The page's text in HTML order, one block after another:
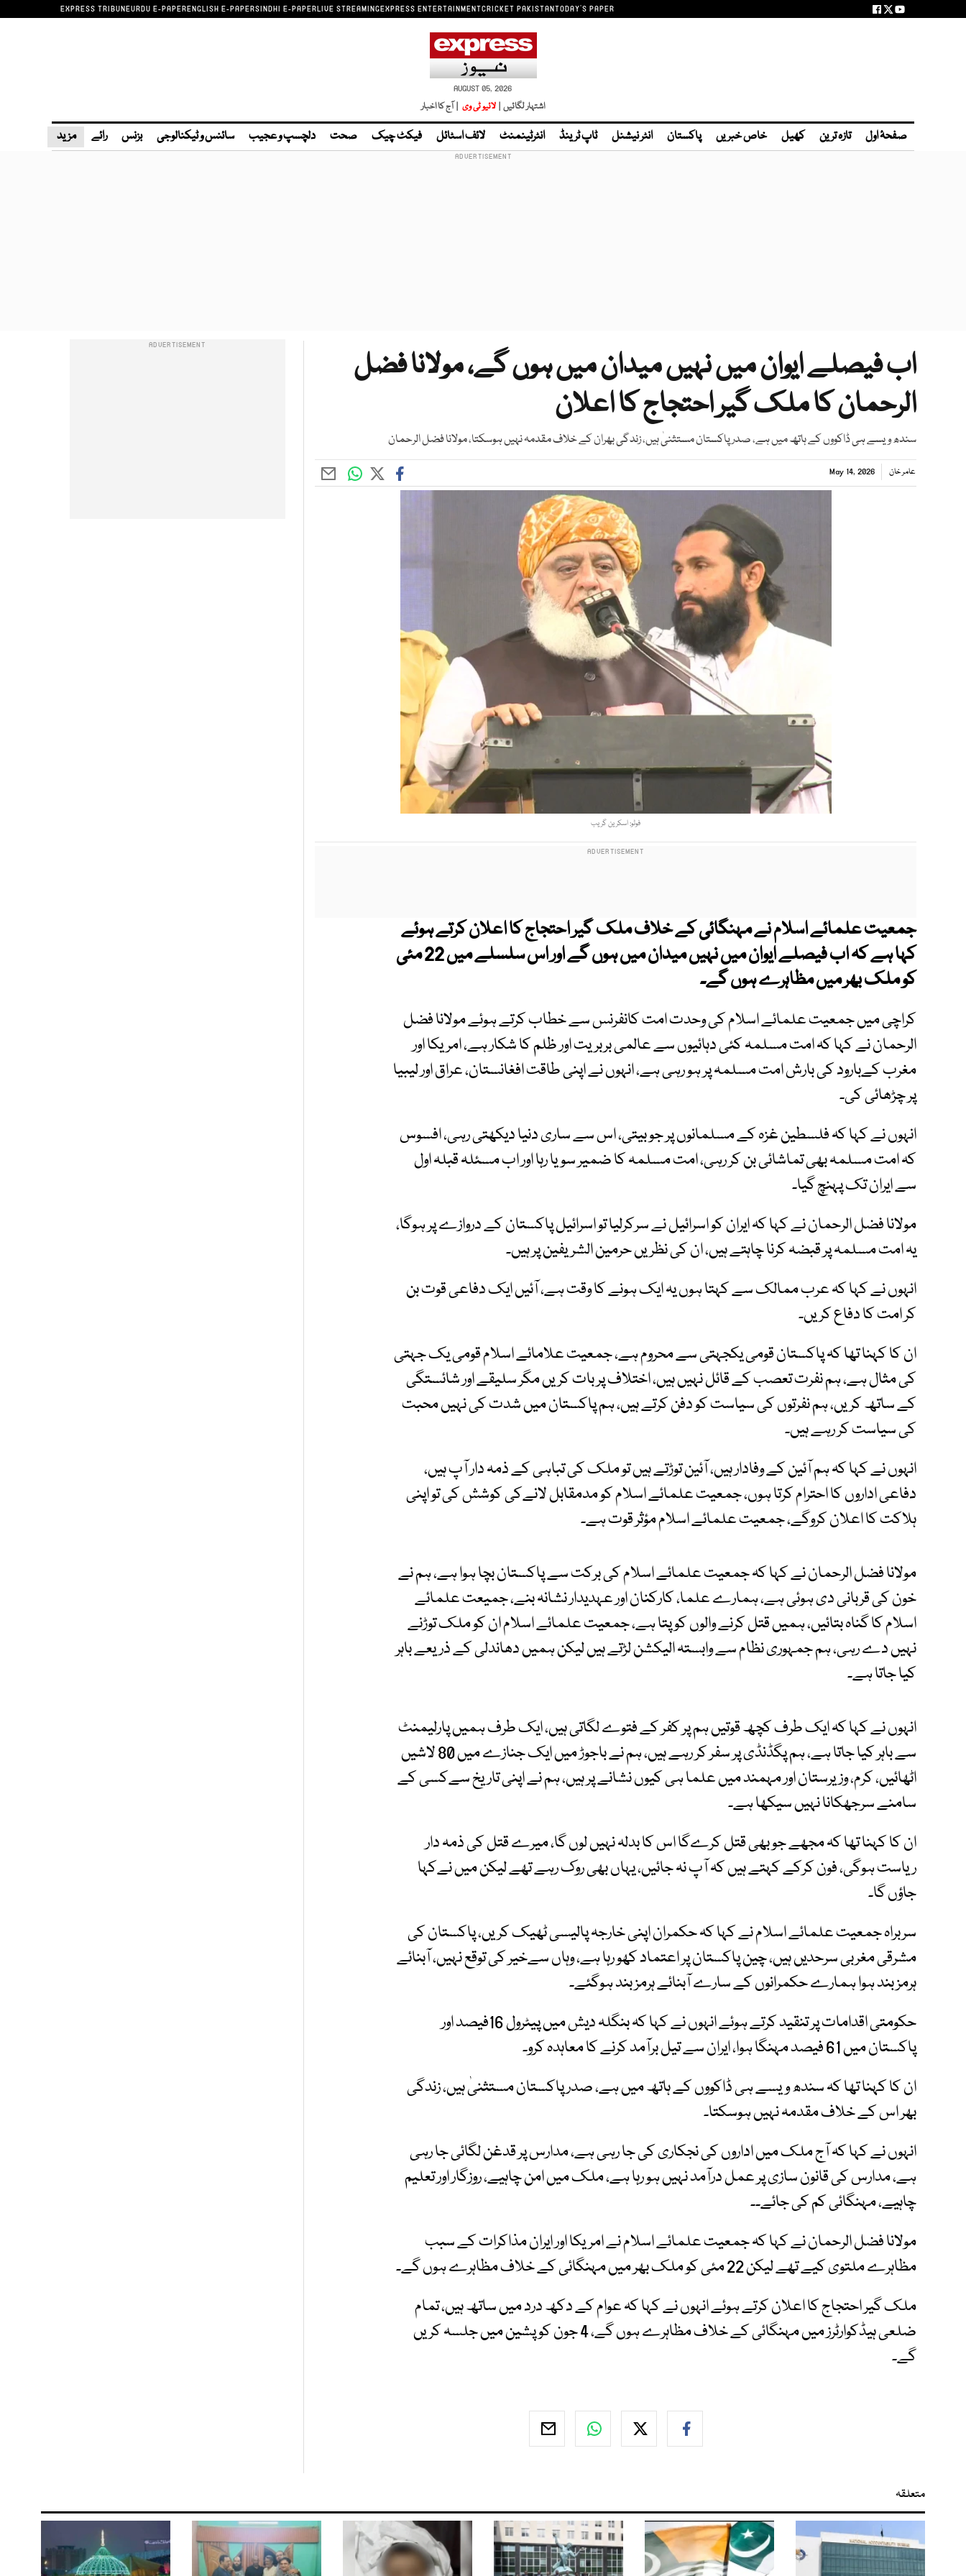
EXPRESS TRIBUNEURDU E-PAPERENGLISH E-PAPERSINDHI E-PAPERLIVE STREAMINGEXPRESS ENTERTAINMENTCRICKET PAKISTANTODAY'S PAPER
AUGUST 05, 2026
اشتہار لگائیں | لائیو ٹی وی | آج کا اخبار
صفحۂ اول تازہ ترین کھیل خاص خبریں پاکستان انٹر نیشنل ٹاپ ٹرینڈ انٹرٹینمنٹ لائف اسٹائل فیکٹ چیک صحت دلچسپ و عجیب سائنس و ٹیکنالوجی بزنس رائے مزید
اب فیصلے ایوان میں نہیں میدان میں ہوں گے، مولانا فضل
الرحمان کا ملک گیر احتجاج کا اعلان
سندھ ویسے ہی ڈاکووں کے ہاتھ میں ہے، صدر پاکستان مستثنیٰ ہیں، زندگی بھران کے خلاف مقدمہ نہیں ہوسکتا، مولانا فضل الرحمان
عامر خان May 14, 2026
فوٹو: اسکرین گریب
جمعیت علمائے اسلام نے مہنگائی کے خلاف ملک گیر احتجاج کا اعلان کرتے ہوئے
کہا ہے کہ اب فیصلے ایوان میں نہیں میدان میں ہوں گے اور اس سلسلے میں 22 مئی
کو ملک بھر میں مظاہرے ہوں گے۔
کراچی میں جمعیت علمائے اسلام کی وحدت امت کانفرنس سے خطاب کرتے ہوئے مولانا فضل
الرحمان نے کہا کہ امت مسلمہ کئی دہائیوں سے عالمی بربریت اور ظلم کا شکار ہے، امریکا اور
مغرب کےبارود کی بارش امت مسلمہ پر ہو رہی ہے، انہوں نے اپنی طاقت افغانستان، عراق اور لیبیا
پر چڑھائی کی۔
انہوں نے کہا کہ فلسطین غزہ کے مسلمانوں پر جو بیتی، اس سے ساری دنیا دیکھتی رہی، افسوس
کہ امت مسلمہ بھی تماشائی بن کر رہی، امت مسلمہ کا ضمیر سویا رہا اور اب مسئلہ قبلہ اول
سے ایران تک پہنچ گیا۔
مولانا فضل الرحمان نے کہا کہ ایران کو اسرائیل نے سرکرلیا تو اسرائیل پاکستان کے دروازے پر ہوگا،
یہ امت مسلمہ پر قبضہ کرنا چاہتے ہیں، ان کی نظریں حرمین الشریفین پر ہیں۔
انہوں نے کہا کہ عرب ممالک سے کہتا ہوں یہ ایک ہونے کا وقت ہے، آئیں ایک دفاعی قوت بن
کر امت کا دفاع کریں۔
ان کا کہنا تھا کہ پاکستان قومی یکجہتی سے محروم ہے، جمعیت علامائے اسلام قومی یک جہتی
کی مثال ہے، ہم نفرت تعصب کے قائل نہیں ہیں، اختلاف پر بات کریں مگر سلیقے اور شائستگی
کے ساتھ کریں، ہم نفرتوں کی سیاست کو دفن کرتے ہیں، ہم پاکستان میں شدت کی نہیں محبت
کی سیاست کر رہے ہیں۔
انہوں نے کہا کہ ہم آئین کے وفادار ہیں، آئین توڑتے ہیں تو ملک کی تباہی کے ذمہ دار آپ ہیں،
دفاعی اداروں کا احترام کرتا ہوں، جمعیت علمائے اسلام کو مدمقابل لانےکی کوشش کی تو اپنی
ہلاکت کا اعلان کروگے، جمعیت علمائے اسلام مؤثر قوت ہے۔
مولانا فضل الرحمان نے کہا کہ جمعیت علمائے اسلام کی برکت سے پاکستان بچا ہوا ہے، ہم نے
خون کی قربانی دی ہوئی ہے، ہمارے علما، کارکنان اور عہدیدار نشانہ بنے، جمیعت علمائے
اسلام کا گناہ بتائیں، ہمیں قتل کرنے والوں کو پتا ہے، جمعیت علمائے اسلام ان کو ملک توڑنے
نہیں دے رہی، ہم جمہوری نظام سے وابستہ الیکشن لڑتے ہیں لیکن ہمیں دھاندلی کے ذریعے باہر
کیا جاتا ہے۔
انہوں نے کہا کہ ایک طرف کچھ قوتیں ہم پر کفر کے فتوے لگاتی ہیں، ایک طرف ہمیں پارلیمنٹ
سے باہر کیا جاتا ہے، ہم پگڈنڈی پر سفر کر رہے ہیں، ہم نے باجوڑ میں ایک جنازے میں 80 لاشیں
اٹھائیں، کرم، وزیرستان اور مہمند میں علما ہی کیوں نشانے پر ہیں، ہم نے اپنی تاریخ سےکسی کے
سامنے سرجھکانا نہیں سیکھا ہے۔
ان کا کہنا تھا کہ مجھے جو بھی قتل کرےگا اس کا بدلہ نہیں لوں گا، میرے قتل کی ذمہ دار
ریاست ہوگی، فون کرکے کہتے ہیں کہ آپ نہ جائیں، یہاں بھی روک رہے تھے لیکن میں نےکہا
جاؤں گا۔
سربراہ جمعیت علمائے اسلام نے کہا کہ حکمران اپنی خارجہ پالیسی ٹھیک کریں، پاکستان کی
مشرقی مغربی سرحدیں ہیں، چین پاکستان پر اعتماد کھو رہا ہے، وہاں سےخیر کی توقع نہیں، آبنائے
ہرمز بند ہوا ہمارے حکمرانوں کے سارے آبنائے ہرمز بند ہوگئے۔
حکومتی اقدامات پر تنقید کرتے ہوئے انہوں نے کہا کہ بنگلہ دیش میں پیٹرول 16فیصد اور
پاکستان میں 61 فیصد مہنگا ہوا، ایران سے تیل برآمد کرنے کا معاہدہ کرو۔
ان کا کہنا تھا کہ سندھ ویسے ہی ڈاکووں کے ہاتھ میں ہے، صدر پاکستان مستثنیٰ ہیں، زندگی
بھر اس کے خلاف مقدمہ نہیں ہوسکتا۔
انہوں نے کہا کہ آج ملک میں اداروں کی نجکاری کی جا رہی ہے، مدارس پر قدغن لگائی جا رہی
ہے، مدارس کی قانون سازی پر عمل درآمد نہیں ہو رہا ہے، ملک میں امن چاہیے، روزگار اور تعلیم
چاہیے، مہنگائی کم کی جائے۔۔
مولانا فضل الرحمان نے کہا کہ جمعیت علمائے اسلام نے امریکا اور ایران مذاکرات کے سبب
مظاہرے ملتوی کیے تھے لیکن 22 مئی کو ملک بھر میں مہنگائی کے خلاف مظاہرے ہوں گے۔
ملک گیر احتجاج کا اعلان کرتے ہوئے انہوں نے کہا کہ عوام کے دکھ درد میں ساتھ ہیں، تمام
ضلعی ہیڈکوارٹرز میں مہنگائی کے خلاف مظاہرے ہوں گے، 4 جون کو پشین میں جلسہ کریں
گے۔
متعلقہ